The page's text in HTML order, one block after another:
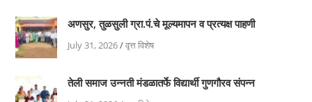
अणसुर, तुळसुली ग्रा.पं.चे मूल्यमापन व प्रत्यक्ष पाहणी
July 31, 2026/वृत्त विशेष
तेली समाज उन्नती मंडळातर्फे विद्यार्थी गुणगौरव संपन्न